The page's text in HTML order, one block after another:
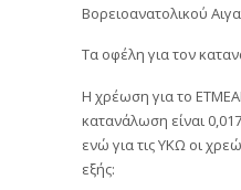
Βορειοανατολικού
Τα οφέλη για τον
Η χρέωση για το
κατανάλωση είναι
ενώ για τις ΥΚΩ οι
εξής: